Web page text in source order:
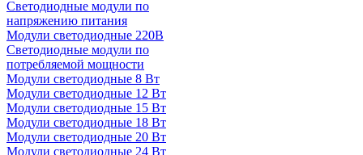
Светодиодные модули по
напряжению питания
Модули светодиодные 220В
Светодиодные модули по
потребляемой мощности
Модули светодиодные 8 Вт
Модули светодиодные 12 Вт
Модули светодиодные 15 Вт
Модули светодиодные 18 Вт
Модули светодиодные 20 Вт
Модули светодиодные 24 Вт